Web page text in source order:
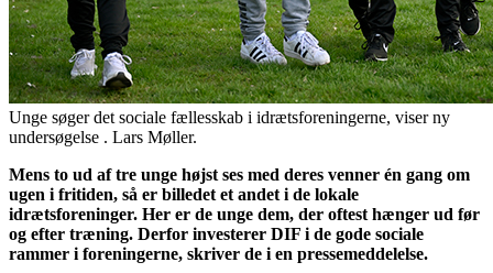
Unge søger det sociale fællesskab i idrætsforeningerne, viser ny
undersøgelse . Lars Møller.
Mens to ud af tre unge højst ses med deres venner én gang om
ugen i fritiden, så er billedet et andet i de lokale
idrætsforeninger. Her er de unge dem, der oftest hænger ud før
og efter træning. Derfor investerer DIF i de gode sociale
rammer i foreningerne, skriver de i en pressemeddelelse.